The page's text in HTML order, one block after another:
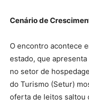
Cenário de
O encontro acontece
estado, que
no setor de
do Turismo (Setur)
oferta de leitos saltou